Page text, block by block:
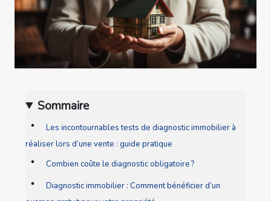
Sommaire
Les incontournables tests de diagnostic immobilier à
réaliser lors d’une vente : guide pratique
Combien coûte le diagnostic obligatoire ?
Diagnostic immobilier : Comment bénéficier d’un